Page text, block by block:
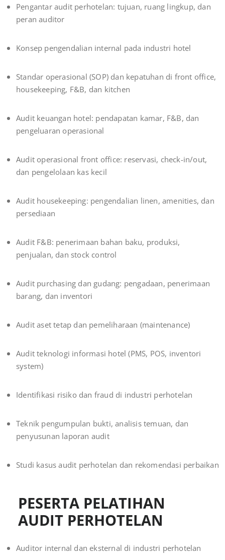
Pengantar audit perhotelan: tujuan, ruang lingkup, dan
peran auditor
Konsep pengendalian internal pada industri hotel
Standar operasional (SOP) dan kepatuhan di front office,
housekeeping, F&B, dan kitchen
Audit keuangan hotel: pendapatan kamar, F&B, dan
pengeluaran operasional
Audit operasional front office: reservasi, check-in/out,
dan pengelolaan kas kecil
Audit housekeeping: pengendalian linen, amenities, dan
persediaan
Audit F&B: penerimaan bahan baku, produksi,
penjualan, dan stock control
Audit purchasing dan gudang: pengadaan, penerimaan
barang, dan inventori
Audit aset tetap dan pemeliharaan (maintenance)
Audit teknologi informasi hotel (PMS, POS, inventori
system)
Identifikasi risiko dan fraud di industri perhotelan
Teknik pengumpulan bukti, analisis temuan, dan
penyusunan laporan audit
Studi kasus audit perhotelan dan rekomendasi perbaikan
PESERTA PELATIHAN
AUDIT PERHOTELAN
Auditor internal dan eksternal di industri perhotelan